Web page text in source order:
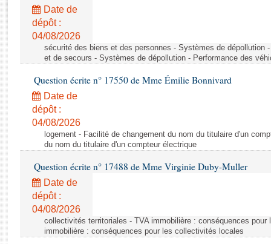
Rapports législatifs
Rapports sur l'application des lois
Baromètre de l’application des lois
Dossiers législatifs
Budget et sécurité sociale
Questions écrites et orales
Comptes rendus des débats
Date de
dépôt :
04/08/2026
sécurité des biens et des personnes - Systèmes de dépollution
et de secours - Systèmes de dépollution - Performance des
Question écrite n° 17550 de Mme Émilie Bonnivard
Date de
dépôt :
04/08/2026
logement - Facilité de changement du nom du titulaire d'un
du nom du titulaire d'un compteur électrique
Question écrite n° 17488 de Mme Virginie Duby-Muller
Date de
dépôt :
04/08/2026
collectivités territoriales - TVA immobilière : conséquences
immobilière : conséquences pour les collectivités locales